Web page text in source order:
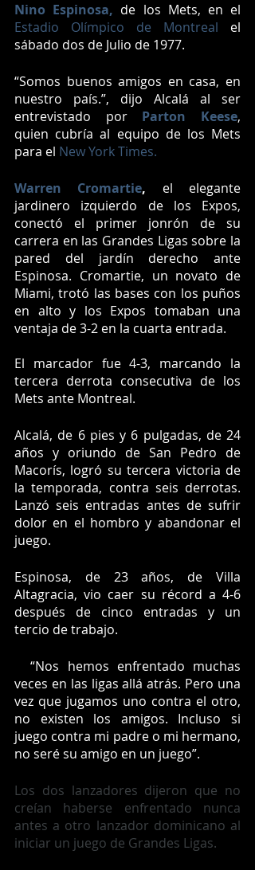
Nino Espinosa,
Estadio Olímpico de Montreal el
sábado dos de Julio de 1977.
“Somos buenos amigos en casa, en
nuestro país.”, dijo Alcalá al ser
entrevistado por Parton Keese,
quien cubría al equipo de los Mets
para el New York Times.
Warren Cromartie, el elegante
jardinero izquierdo de los Expos,
conectó el primer jonrón de su
carrera en las Grandes Ligas sobre la
pared del jardín derecho ante
Espinosa. Cromartie, un novato de
Miami, trotó las bases con los puños
en alto y los Expos tomaban una
ventaja de 3-2 en la cuarta entrada.
El marcador fue 4-3, marcando la
tercera derrota consecutiva de los
Mets ante Montreal.
Alcalá, de 6 pies y 6 pulgadas, de 24
años y oriundo de San Pedro de
Macorís, logró su tercera victoria de
la temporada, contra seis derrotas.
Lanzó seis entradas antes de sufrir
dolor en el hombro y abandonar el
juego.
Espinosa, de 23 años, de Villa
Altagracia, vio caer su récord a 4-6
después de cinco entradas y un
tercio de trabajo.
  “Nos hemos enfrentado muchas
veces en las ligas allá atrás. Pero una
vez que jugamos uno contra el otro,
no existen los amigos. Incluso si
juego contra mi padre o mi hermano,
no seré su amigo en un juego”.
Los dos lanzadores dijeron que no
creían haberse enfrentado nunca
antes a otro lanzador dominicano al
iniciar un juego de Grandes Ligas.